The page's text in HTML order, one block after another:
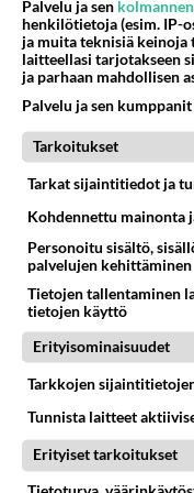
Toden näkösesti
compakti
mieltä olet?
joku rytätty
tosiaan
se olisi varmasti
ne levyt on
ilman suurempia
Joo, tuo
näin talvella.
yksilöön se on
Saksasta
paljoa liukkailla
Äänestä
Palvelu ja sen
henkilötietoja (esim. IP-
ja muita teknisiä keinoja
laitteellasi tarjotakseen
ja parhaan mahdollisen
Palvelu ja sen
Tarkoitukset
Tarkat sijaintitiedot ja
Kohdennettu mainonta
Personoitu sisältö,
palvelujen kehittäminen
Tietojen tallentaminen
tietojen käyttö
Erityisominaisuudet
Tarkkojen
Tunnista laitteet
Erityiset tarkoitukset